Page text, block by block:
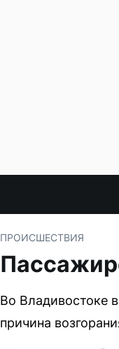
ПРОИСШЕСТВИЯ
Во Владивостоке
причина